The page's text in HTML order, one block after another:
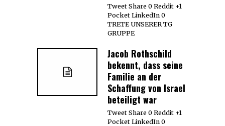
Tweet Share 0 Reddit +1
Pocket LinkedIn 0
TRETE UNSERER TG
GRUPPE
Jacob Rothschild
bekennt, dass seine
Familie an der
Schaffung von Israel
beteiligt war
Tweet Share 0 Reddit +1
Pocket LinkedIn 0